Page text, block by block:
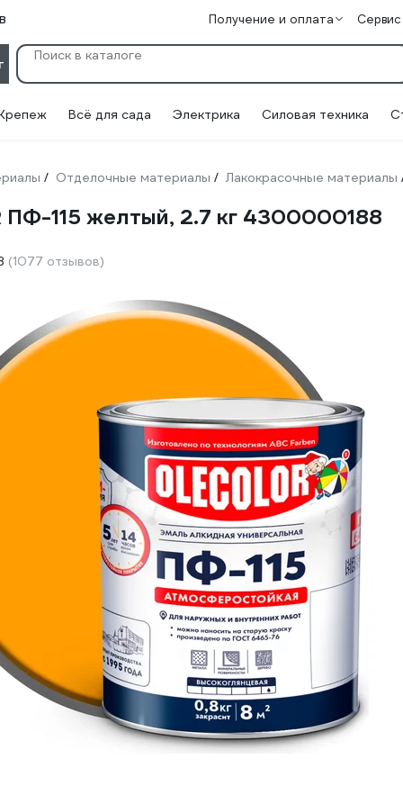
Получение и оплата
Всё для сада Электрика Силовая техника
/ Отделочные материалы / Лакокрасочные материалы
ПФ-115 желтый, 2.7 кг 4300000188
(1077 отзывов)